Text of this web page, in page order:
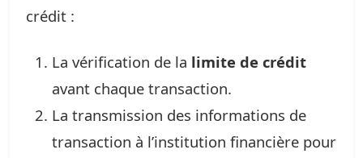
crédit :
La vérification de la limite de crédit
avant chaque transaction.
La transmission des informations de
transaction à l’institution financière pour